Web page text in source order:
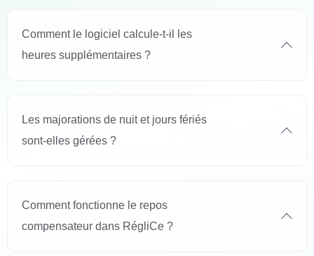
Comment le logiciel calcule-t-il les
heures supplémentaires ?
Les majorations de nuit et jours fériés
sont-elles gérées ?
Comment fonctionne le repos
compensateur dans RégliCe ?